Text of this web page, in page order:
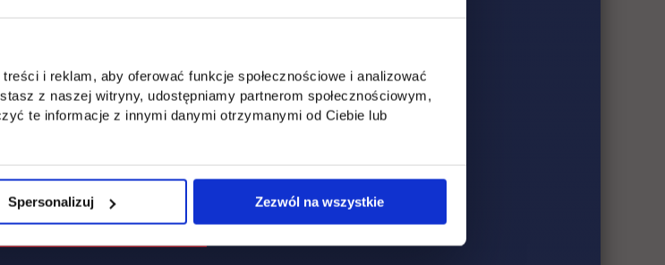
i reklam, aby oferować funkcje społecznościowe i analizować
z naszej witryny, udostępniamy partnerom społecznościowym,
te informacje z innymi danymi otrzymanymi od Ciebie lub
Spersonalizuj Zezwól na wszystkie